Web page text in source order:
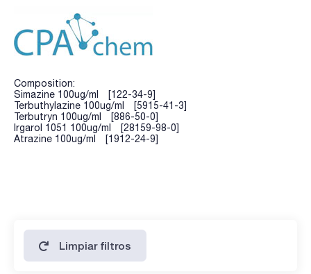
Composition:
Simazine 100ug/ml [122-34-9]
Terbuthylazine 100ug/ml [5915-41-3]
Terbutryn 100ug/ml [886-50-0]
Irgarol 1051 100ug/ml [28159-98-0]
Atrazine 100ug/ml [1912-24-9]
Limpiar filtros